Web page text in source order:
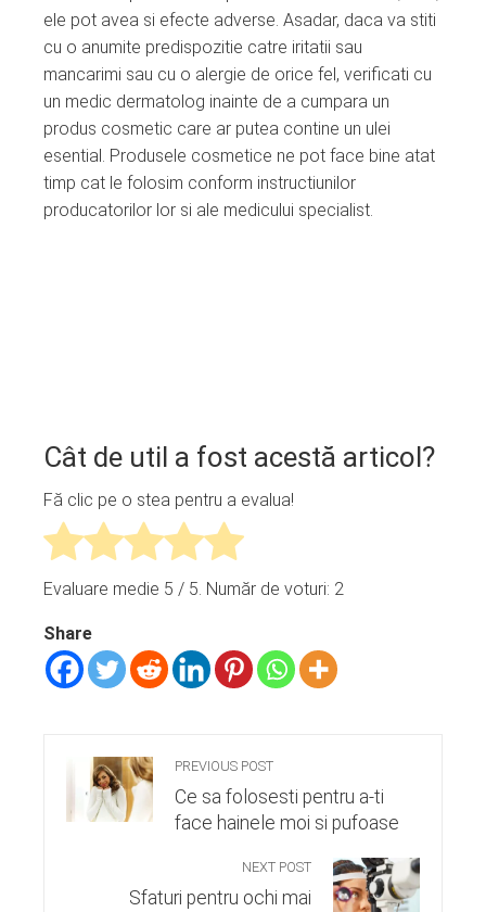
ele pot avea si efecte adverse. Asadar, daca va stiti
cu o anumite predispozitie catre iritatii sau
mancarimi sau cu o alergie de orice fel, verificati cu
un medic dermatolog inainte de a cumpara un
produs cosmetic care ar putea contine un ulei
esential. Produsele cosmetice ne pot face bine atat
timp cat le folosim conform instructiunilor
producatorilor lor si ale medicului specialist.
Cât de util a fost acestă articol?
Fă clic pe o stea pentru a evalua!
Evaluare medie 5 / 5. Număr de voturi: 2
Share
PREVIOUS POST
Ce sa folosesti pentru a-ti
face hainele moi si pufoase
NEXT POST
Sfaturi pentru ochi mai